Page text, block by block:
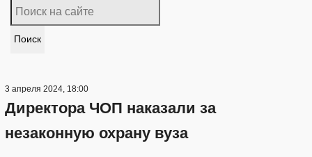
Поиск
3 апреля 2024, 18:00
Директора ЧОП наказали за
незаконную охрану вуза